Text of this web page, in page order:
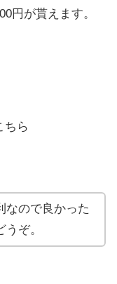
円が貰えます。
ちら
なので良かった
ぞ。